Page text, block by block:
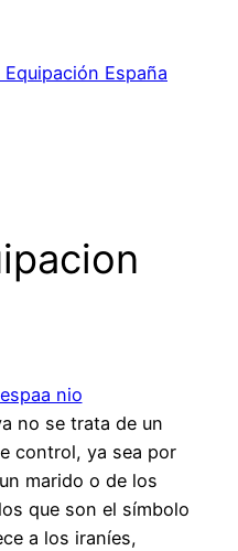
España
no se trata de un
control, ya sea por
marido o de los
que son el símbolo
a los iraníes,